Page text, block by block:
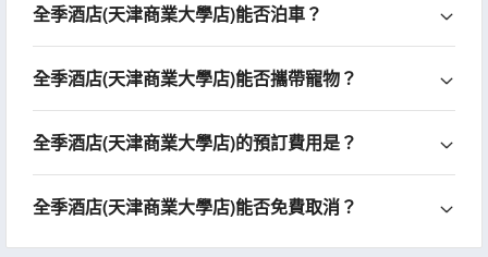
全季酒店(天津商業大學店)能否泊車？
全季酒店(天津商業大學店)能否攜帶寵物？
全季酒店(天津商業大學店)的預訂費用是？
全季酒店(天津商業大學店)能否免費取消？